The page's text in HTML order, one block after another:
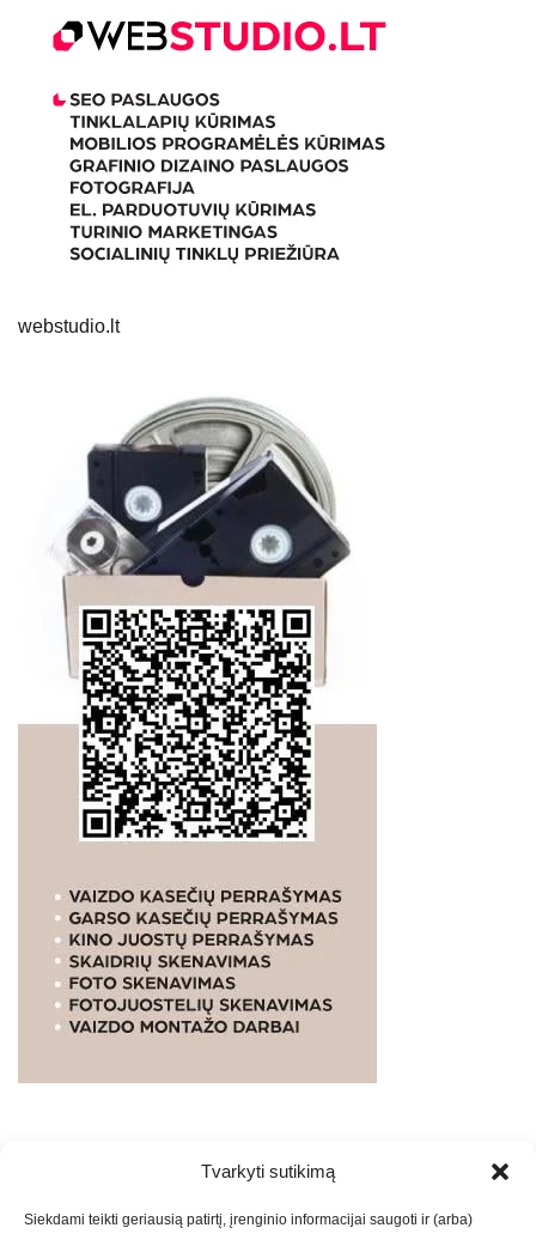
Tvarkyti sutikimą
Siekdami teikti geriausią patirtį, įrenginio informacijai saugoti ir (arba)
webstudio.lt
PASLAUGOS. SEO tekstų rašymas, turinio kūrimas,